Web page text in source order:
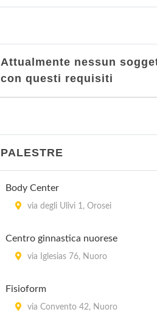
Attualmente nessun
con questi requisiti
PALESTRE
Body Center
via degli Ulivi 1, Orosei
Centro ginnastica nuorese
via Iglesias 76, Nuoro
Fisioform
via Convento 42, Nuoro